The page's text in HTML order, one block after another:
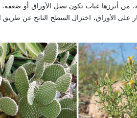
من أبرزها غياب تكون نصل الأوراق أو
على الأوراق، اختزال السطح الناتح عن طريق